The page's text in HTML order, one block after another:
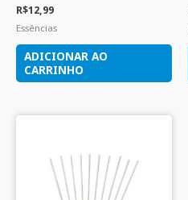
R$12,99
Essências
ADICIONAR AO
CARRINHO